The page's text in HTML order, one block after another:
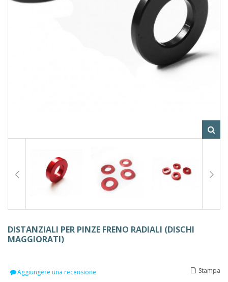
DISTANZIALI PER PINZE FRENO RADIALI (DISCHI
MAGGIORATI)
Aggiungere una recensione Stampa